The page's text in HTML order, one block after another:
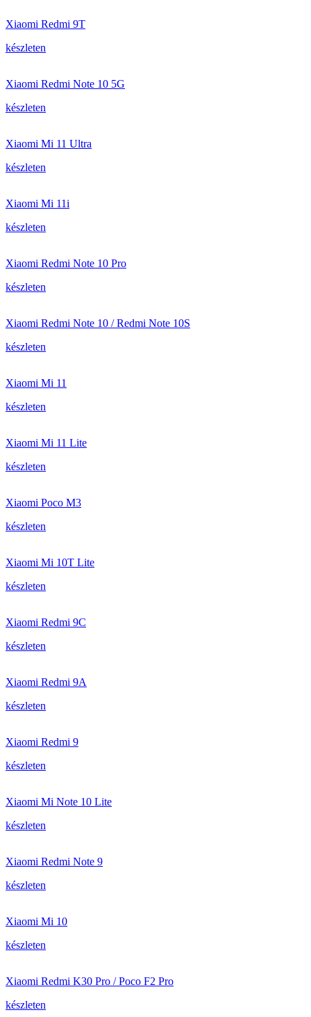
Xiaomi Redmi 9T
készleten
Xiaomi Redmi Note 10 5G
készleten
Xiaomi Mi 11 Ultra
készleten
Xiaomi Mi 11i
készleten
Xiaomi Redmi Note 10 Pro
készleten
Xiaomi Redmi Note 10 / Redmi Note 10S
készleten
Xiaomi Mi 11
készleten
Xiaomi Mi 11 Lite
készleten
Xiaomi Poco M3
készleten
Xiaomi Mi 10T Lite
készleten
Xiaomi Redmi 9C
készleten
Xiaomi Redmi 9A
készleten
Xiaomi Redmi 9
készleten
Xiaomi Mi Note 10 Lite
készleten
Xiaomi Redmi Note 9
készleten
Xiaomi Mi 10
készleten
Xiaomi Redmi K30 Pro / Poco F2 Pro
készleten